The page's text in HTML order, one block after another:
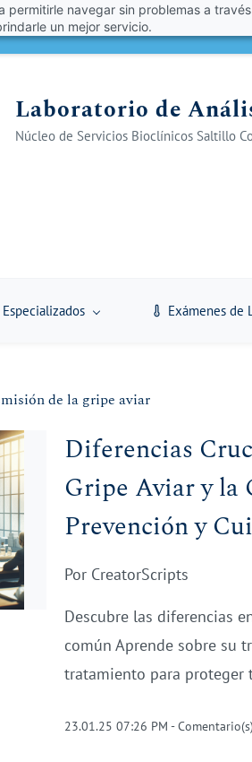
permitirle navegar sin problemas a
un mejor servicio.
Laboratorio de
Núcleo de Servicios Bioclínicos Saltillo
Exámenes de
de la gripe aviar
Diferencias
Gripe Aviar y la
Prevención y
Por CreatorScripts
Descubre las diferencias
común Aprende sobre su
tratamiento para proteger
23.01.25 07:26 PM-Comentario(s)
¡Obtén un 10% de